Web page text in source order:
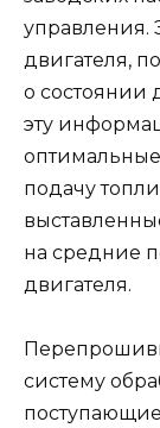
управления.
двигателя,
о состоянии
эту
оптимальные
подачу
на средние
двигателя.
систему
поступающие